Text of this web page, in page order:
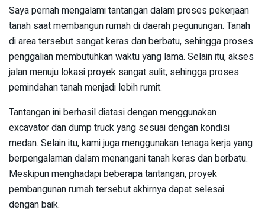
Saya pernah mengalami tantangan dalam proses pekerjaan
tanah saat membangun rumah di daerah pegunungan. Tanah
di area tersebut sangat keras dan berbatu, sehingga proses
penggalian membutuhkan waktu yang lama. Selain itu, akses
jalan menuju lokasi proyek sangat sulit, sehingga proses
pemindahan tanah menjadi lebih rumit.
Tantangan ini berhasil diatasi dengan menggunakan
excavator dan dump truck yang sesuai dengan kondisi
medan. Selain itu, kami juga menggunakan tenaga kerja yang
berpengalaman dalam menangani tanah keras dan berbatu.
Meskipun menghadapi beberapa tantangan, proyek
pembangunan rumah tersebut akhirnya dapat selesai
dengan baik.